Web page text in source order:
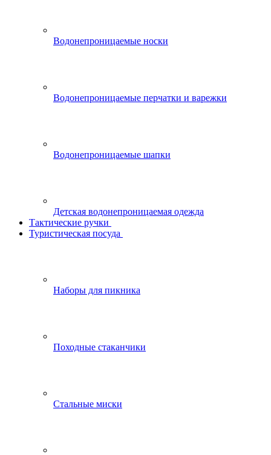
Водонепроницаемые носки
Водонепроницаемые перчатки и варежки
Водонепроницаемые шапки
Детская водонепроницаемая одежда
Тактические ручки
Туристическая посуда
Наборы для пикника
Походные стаканчики
Стальные миски